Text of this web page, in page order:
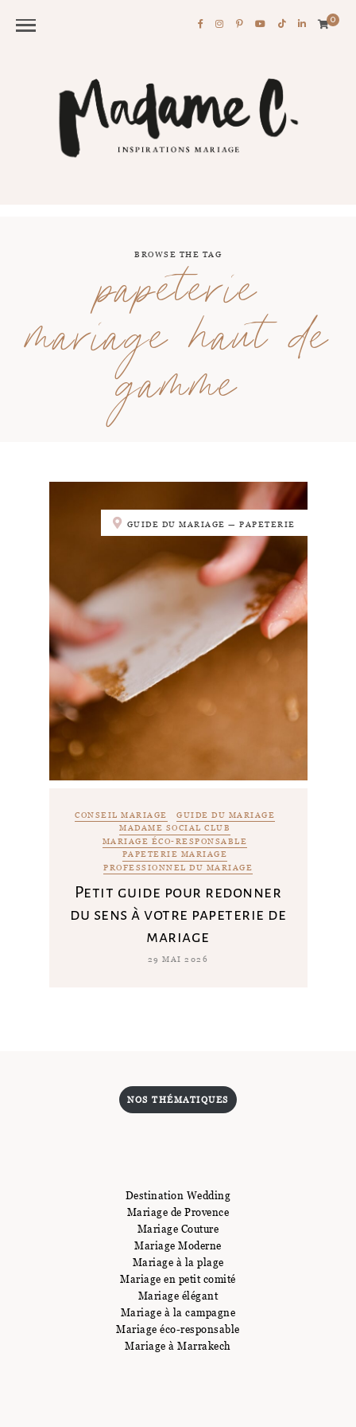
0
BROWSE THE TAG
papeterie
mariage haut de
gamme
GUIDE DU MARIAGE — PAPETERIE
CONSEIL MARIAGE
GUIDE DU MARIAGE
MADAME SOCIAL CLUB
MARIAGE ÉCO-RESPONSABLE
PAPETERIE MARIAGE
PROFESSIONNEL DU MARIAGE
Petit guide pour redonner
du sens à votre papeterie de
mariage
29 MAI 2026
NOS THÉMATIQUES
Destination Wedding
Mariage de Provence
Mariage Couture
Mariage Moderne
Mariage à la plage
Mariage en petit comité
Mariage élégant
Mariage à la campagne
Mariage éco-responsable
Mariage à Marrakech